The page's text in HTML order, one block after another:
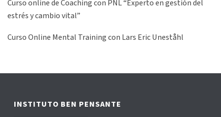
Curso online de Coaching con PNL “Experto en gestión del
estrés y cambio vital”
Curso Online Mental Training con Lars Eric Uneståhl
INSTITUTO BEN PENSANTE